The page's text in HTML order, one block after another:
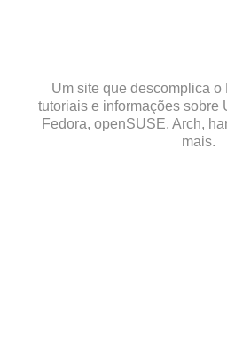
Um site que descomplica o
tutoriais e informações sobre
Fedora, openSUSE, Arch,
mais.